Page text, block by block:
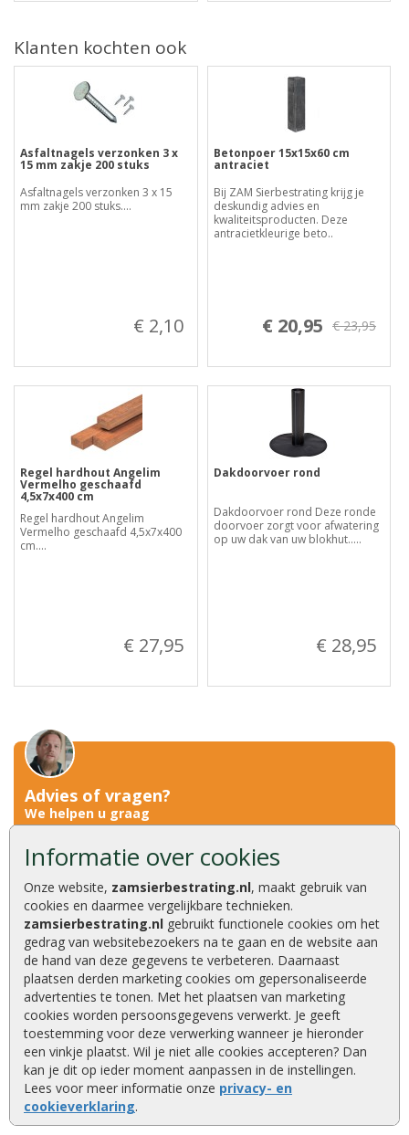
Informatie over cookies
Onze website, zamsierbestrating.nl, maakt gebruik van
cookies en daarmee vergelijkbare technieken.
zamsierbestrating.nl gebruikt functionele cookies om het
gedrag van websitebezoekers na te gaan en de website aan
de hand van deze gegevens te verbeteren. Daarnaast
plaatsen derden marketing cookies om gepersonaliseerde
advertenties te tonen. Met het plaatsen van marketing
cookies worden persoonsgegevens verwerkt. Je geeft
toestemming voor deze verwerking wanneer je hieronder
een vinkje plaatst. Wil je niet alle cookies accepteren? Dan
kan je dit op ieder moment aanpassen in de instellingen.
Lees voor meer informatie onze privacy- en
cookieverklaring.
Klanten kochten ook
Asfaltnagels verzonken 3 x
15 mm zakje 200 stuks
Asfaltnagels verzonken 3 x 15
mm zakje 200 stuks....
€ 2,10
Betonpoer 15x15x60 cm
antraciet
Bij ZAM Sierbestrating krijg je
deskundig advies en
kwaliteitsproducten. Deze
antracietkleurige beto..
€ 20,95 € 23,95
Regel hardhout Angelim
Vermelho geschaafd
4,5x7x400 cm
Regel hardhout Angelim
Vermelho geschaafd 4,5x7x400
cm....
€ 27,95
Dakdoorvoer rond
Dakdoorvoer rond Deze ronde
doorvoer zorgt voor afwatering
op uw dak van uw blokhut.....
€ 28,95
Advies of vragen?
We helpen u graag
info@zamsierbestrating.nl
Kaapstanderweg 41, 8243 RB Lelystad
Deskundig advies
Kwaliteitsproducten
Compleet assortiment
Eigen transportservice
Ruim 40 jaar een begrip
Altijd scherpe aanbiedingen
Veel producten op voorraad
Tuinaanleg van A tot Z